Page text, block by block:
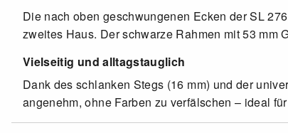
Die nach oben geschwungenen Ecken der SL
zweites Haus. Der schwarze Rahmen mit 53 mm
Vielseitig und alltagstauglich
Dank des schlanken Stegs (16 mm) und der
angenehm, ohne Farben zu verfälschen – ideal